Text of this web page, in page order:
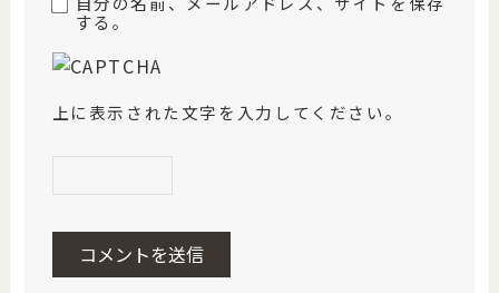
する。
上に表示された文字を入力してください。